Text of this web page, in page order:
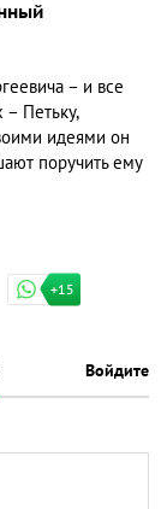
– и все
– Петьку,
идеями он
поручить ему
+15
Войдите